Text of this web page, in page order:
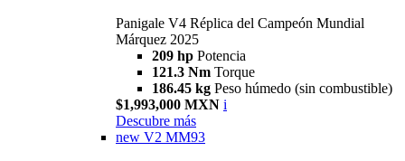
Panigale V4 Réplica del Campeón Mundial
Márquez 2025
209 hp Potencia
121.3 Nm Torque
186.45 kg Peso húmedo (sin combustible)
$1,993,000 MXN i
Descubre más
new V2 MM93